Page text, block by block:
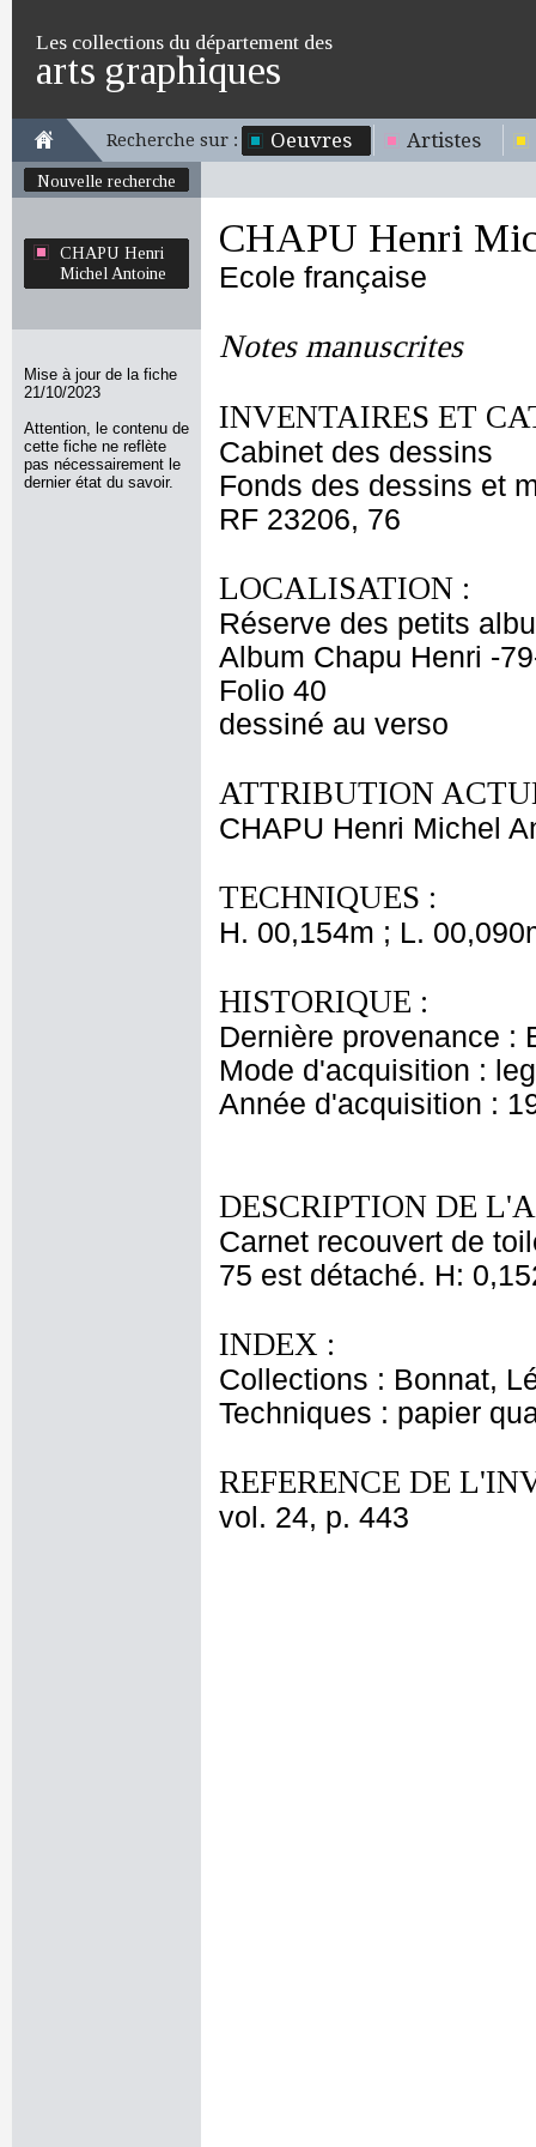
Les collections du département des
arts graphiques
Recherche sur : Oeuvres Artistes
Nouvelle recherche
CHAPU Henri
Michel Antoine
Mise à jour de la fiche
21/10/2023
Attention, le contenu de
cette fiche ne reflète
pas nécessairement le
dernier état du savoir.
CHAPU Henri
Ecole française
Notes manuscrites
INVENTAIRES ET
Cabinet des dessins
Fonds des dessins et
RF 23206, 76
LOCALISATION :
Réserve des petits
Album Chapu Henri -
Folio 40
dessiné au verso
ATTRIBUTION
CHAPU Henri Michel
TECHNIQUES :
H. 00,154m ; L.
HISTORIQUE :
Dernière provenance :
Mode d'acquisition :
Année d'acquisition :
DESCRIPTION DE
Carnet recouvert de
75 est détaché. H:
INDEX :
Collections : Bonnat,
Techniques : papier
REFERENCE DE
vol. 24, p. 443